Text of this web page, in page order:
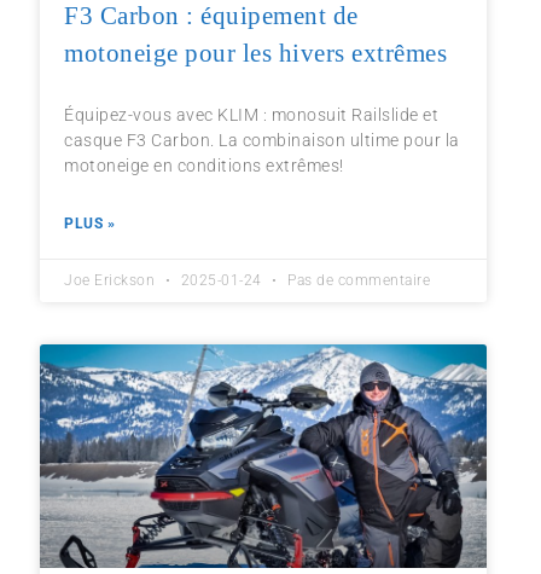
F3 Carbon : équipement de
motoneige pour les hivers extrêmes
Équipez-vous avec KLIM : monosuit Railslide et
casque F3 Carbon. La combinaison ultime pour la
motoneige en conditions extrêmes!
PLUS »
Joe Erickson 2025-01-24 Pas de commentaire